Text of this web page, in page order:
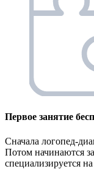
Первое занятие
Сначала логопед-
Потом начинаются
специализируется